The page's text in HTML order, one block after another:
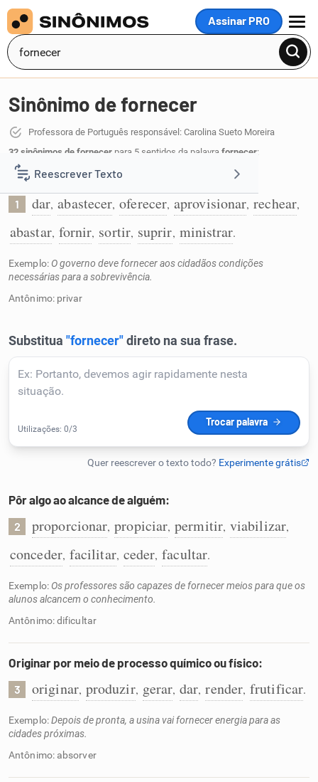
Assinar PRO
MENU
Reescrever Texto
Resumir Texto
Detector de IA
Humanizador de IA
Caça-palavras
Sinônimos
Sinônimo de fornecer
Professora de Português responsável: Carolina Sueto Moreira
32 sinônimos de fornecer para 5 sentidos da palavra fornecer:
Dar algo a alguém:
1 dar, abastecer, oferecer, aprovisionar, rechear,
abastar, fornir, sortir, suprir, ministrar.
Exemplo: O governo deve fornecer aos cidadãos condições
necessárias para a sobrevivência.
Antônimo: privar
Pôr algo ao alcance de alguém:
2 proporcionar, propiciar, permitir, viabilizar,
conceder, facilitar, ceder, facultar.
Exemplo: Os professores são capazes de fornecer meios para que os
alunos alcancem o conhecimento.
Antônimo: dificultar
Originar por meio de processo químico ou físico:
3 originar, produzir, gerar, dar, render, frutificar.
Exemplo:Depois de pronta, a usina vai fornecer energia para as
cidades próximas.
Antônimo: absorver